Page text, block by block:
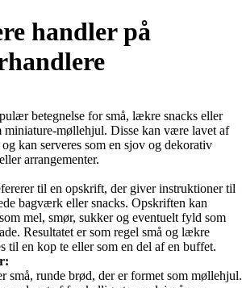
handler på
betegnelse for små, lækre snacks eller
miniature-møllehjul. Disse kan være lavet af
kan serveres som en sjov og dekorativ
arrangementer.
til en opskrift, der giver instruktioner til
bagværk eller snacks. Opskriften kan
mel, smør, sukker og eventuelt fyld som
Resultatet er som regel små og lækre
til en kop te eller som en del af en buffet.
små, runde brød, der er formet som møllehjul.